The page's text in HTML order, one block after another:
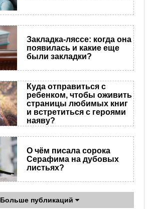
Закладка-ляссе: когда она
появилась и какие еще
были закладки?
Куда отправиться с
ребенком, чтобы оживить
страницы любимых книг
и встретиться с героями
наяву?
О чём писала сорока
Серафима на дубовых
листьях?
Больше публикаций